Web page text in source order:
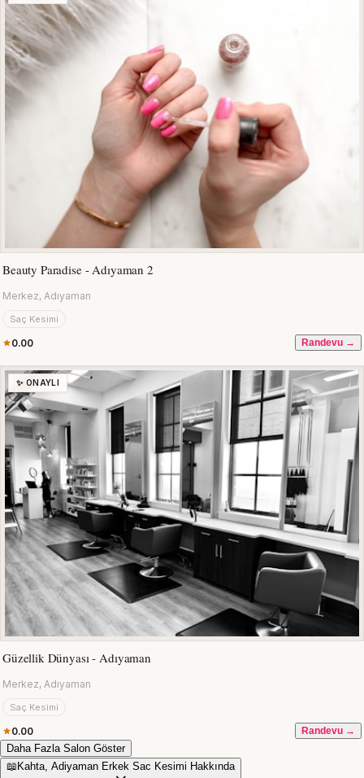
Beauty Paradise - Adıyaman 2
Merkez, Adıyaman
Saç Kesimi
0.00 Randevu →
✨ ONAYLI
Güzellik Dünyası - Adıyaman
Merkez, Adıyaman
Saç Kesimi
0.00 Randevu →
Daha Fazla Salon Göster
📖 Kahta, Adiyaman Erkek Sac Kesimi Hakkında